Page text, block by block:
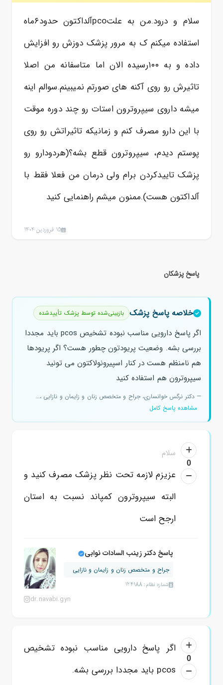
سلام و درود.من به علتpcoآلداکتون حدود۶ماه
استفاده میکنم ک به مرور پزشک دوزش رو افزایش
داده و به ۱۰۰رسیده الان اما متاسفانه من اصلا
تاثیرش رو روی آکنه های صورتم نمیبینم.سوالم اینه
میشه داروی سیپروترون استات رو چند دوره موقت
با این دارو مصرف کنم و زمانیکه تاثیراتش رو روی
پوستم دیدم، سیپروترون قطع بشه؟(هردودارو رو
پزشک تاییدکردن برام ولی درمان من فعلا فقط با
آلداکتون هست).ممنون میشم راهنمایی کنید
15 فروردین 1404
پاسخ پزشکان
خلاصه پاسخ پزشک بازبینی‌شده توسط پزشک تأییدشده
اگر پاسخ دارویی مناسب نبوده تشخیص pcos باید مجددا
بررسی بشه. وضعیت پریودتون چطور هست؟ اگر پریودها
هم نامنظم هست در کنار اسپیرونولاکتون می تونید
سیپروترون هم استفاده کنید
— دکتر نرگس خوانساری، جراح و متخصص زنان و زایمان و نازایی ،...
مشاهده پاسخ کامل
0
سلام
عزیزم لازمه تحت نظر پزشک مصرف کنید و
البته سیپروترون کمپاند نسبت به استان
ارجح است
پاسخ دکتر زینب السادات نوابی
جراح و متخصص زنان و زایمان و نازایی
شماره نظام: 124188
dr.navabi.gyn
0
اگر پاسخ دارویی مناسب نبوده تشخیص
pcos باید مجددا بررسی بشه.